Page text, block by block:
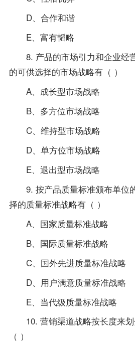
D、合作和谐
E、富有韬略
8. 产品的市场引力和企业经
的可供选择的市场战略有（ ）
A、成长型市场战略
B、多方位市场战略
C、维持型市场战略
D、单方位市场战略
E、退出型市场战略
9. 按产品质量标准颁布单位
择的质量标准战略有（ ）
A、国家质量标准战略
B、国际质量标准战略
C、国外先进质量标准战略
D、用户满意质量标准战略
E、当代级质量标准战略
10. 营销渠道战略按长度来划
（ ）